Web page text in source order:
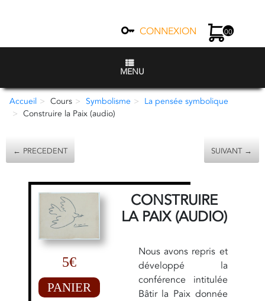
CONNEXION 00
MENU
Accueil Cours Symbolisme
La pensée symbolique
Construire la Paix (audio)
← PRECEDENT SUIVANT →
5€
PANIER
CONSTRUIRE
LA PAIX (AUDIO)
Nous avons repris et
développé la
conférence intitulée
Bâtir la Paix donnée